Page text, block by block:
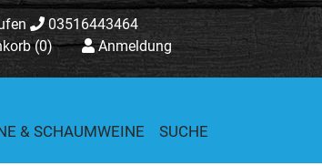
03516443464
(0) Anmeldung
& SCHAUMWEINE SUCHE